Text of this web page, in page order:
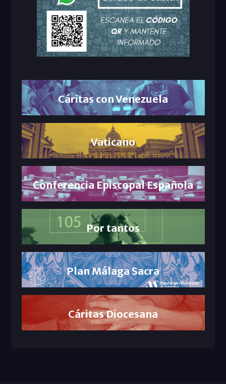
Cáritas con Venezuela
Vaticano
Conferencia Episcopal Española
Por tantos
Plan Málaga Sacra
Cáritas Diocesana